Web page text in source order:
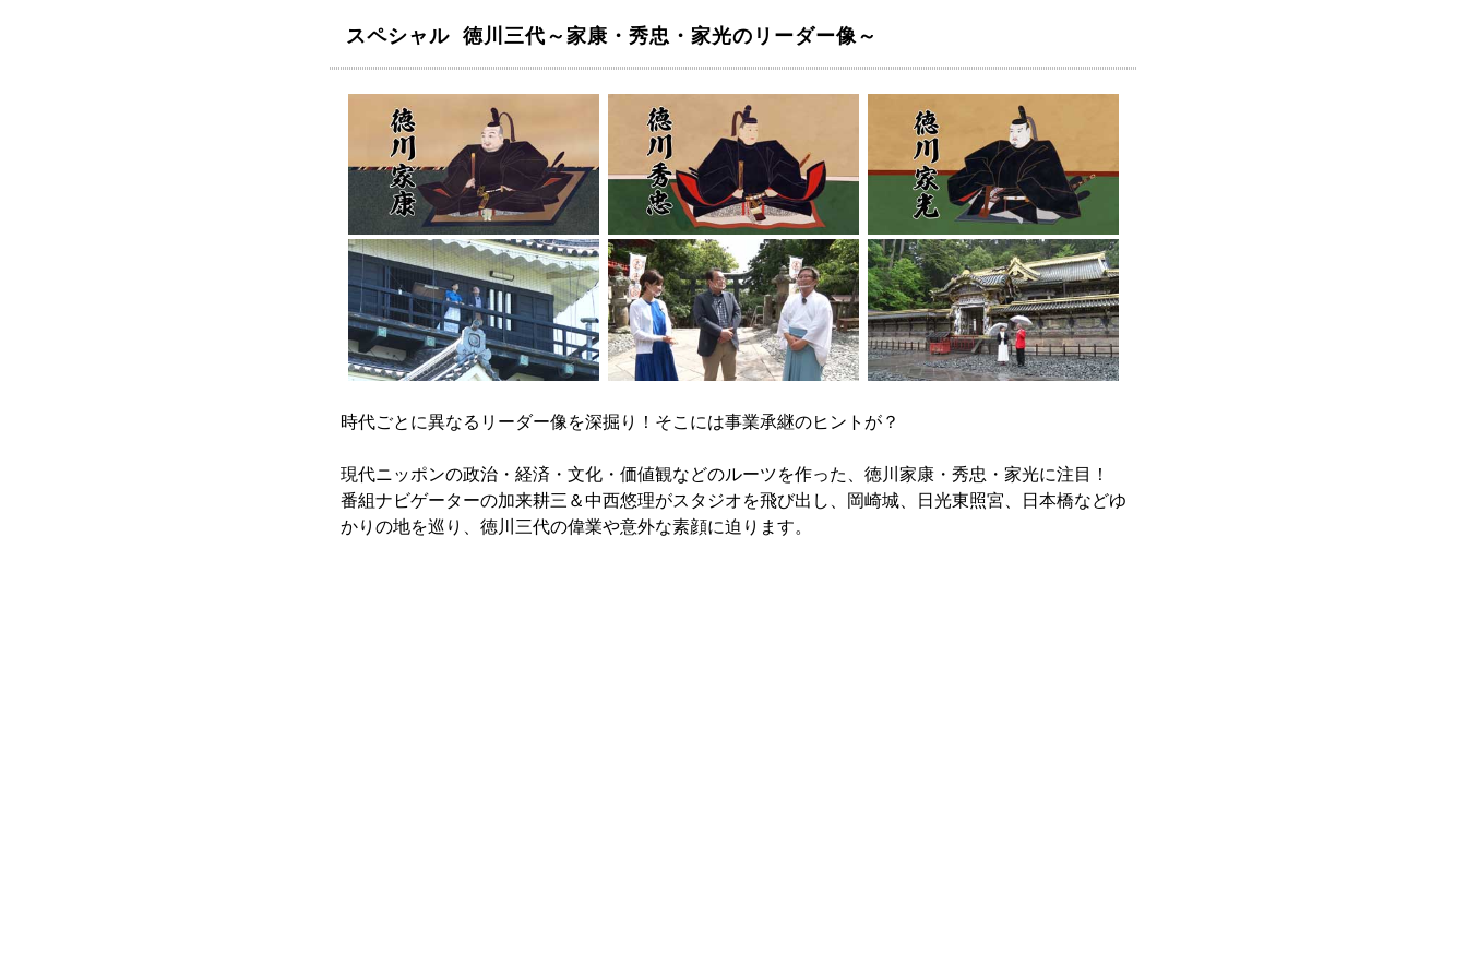
スペシャル 徳川三代～家康・秀忠・家光のリーダー像～
時代ごとに異なるリーダー像を深掘り！そこには事業承継のヒントが？
現代ニッポンの政治・経済・文化・価値観などのルーツを作った、徳川家康・秀忠・家光に注目！
番組ナビゲーターの加来耕三＆中西悠理がスタジオを飛び出し、岡崎城、日光東照宮、日本橋などゆ
かりの地を巡り、徳川三代の偉業や意外な素顔に迫ります。